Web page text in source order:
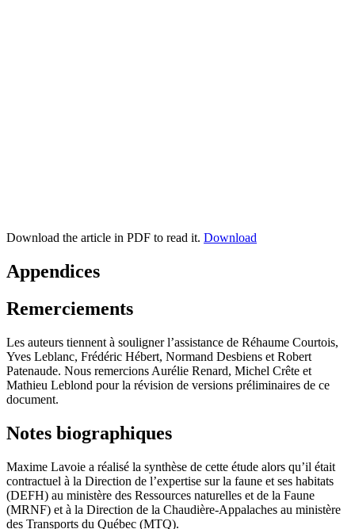
Download the article in PDF to read it. Download
Appendices
Remerciements
Les auteurs tiennent à souligner l’assistance de Réhaume Courtois,
Yves Leblanc, Frédéric Hébert, Normand Desbiens et Robert
Patenaude. Nous remercions Aurélie Renard, Michel Crête et
Mathieu Leblond pour la révision de versions préliminaires de ce
document.
Notes biographiques
Maxime Lavoie a réalisé la synthèse de cette étude alors qu’il était
contractuel à la Direction de l’expertise sur la faune et ses habitats
(DEFH) au ministère des Ressources naturelles et de la Faune
(MRNF) et à la Direction de la Chaudière-Appalaches au ministère
des Transports du Québec (MTQ).